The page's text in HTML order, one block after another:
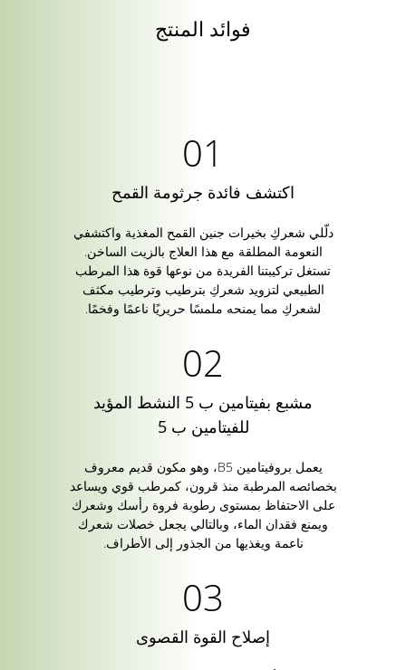
فوائد المنتج
اكتشف فائدة جرثومة القمح
دلّلي شعركِ بخيرات جنين القمح المغذية واكتشفي
النعومة المطلقة مع هذا العلاج بالزيت الساخن.
تستغل تركيبتنا الفريدة من نوعها قوة هذا المرطب
الطبيعي لتزويد شعركِ بترطيب وترطيب مكثف
لشعركِ مما يمنحه ملمسًا حريريًا ناعمًا وفخمًا.
مشبع بفيتامين ب 5 النشط المؤيد
للفيتامين ب 5
يعمل بروفيتامين B5، وهو مكون قديم معروف
بخصائصه المرطبة منذ قرون، كمرطب قوي ويساعد
على الاحتفاظ بمستوى رطوبة فروة رأسك وشعرك
ويمنع فقدان الماء، وبالتالي يجعل خصلات شعرك
ناعمة ويغذيها من الجذور إلى الأطراف.
إصلاح القوة القصوى